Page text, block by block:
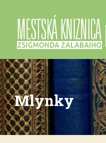
Mlynky